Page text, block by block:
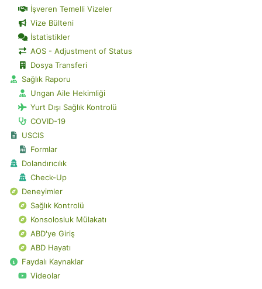
İşveren Temelli Vizeler
Vize Bülteni
İstatistikler
AOS - Adjustment of Status
Dosya Transferi
Sağlık Raporu
Ungan Aile Hekimliği
Yurt Dışı Sağlık Kontrolü
COVID-19
USCIS
Formlar
Dolandırıcılık
Check-Up
Deneyimler
Sağlık Kontrolü
Konsolosluk Mülakatı
ABD'ye Giriş
ABD Hayatı
Faydalı Kaynaklar
Videolar